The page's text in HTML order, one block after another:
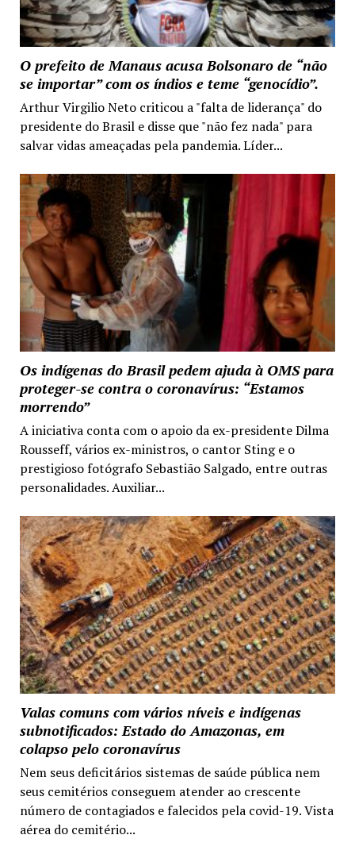
O prefeito de Manaus acusa Bolsonaro de “não
se importar” com os índios e teme “genocídio”.
Arthur Virgilio Neto criticou a "falta de liderança" do
presidente do Brasil e disse que "não fez nada" para
salvar vidas ameaçadas pela pandemia. Líder...
Os indígenas do Brasil pedem ajuda à OMS para
proteger-se contra o coronavírus: “Estamos
morrendo”
A iniciativa conta com o apoio da ex-presidente Dilma
Rousseff, vários ex-ministros, o cantor Sting e o
prestigioso fotógrafo Sebastião Salgado, entre outras
personalidades. Auxiliar...
Valas comuns com vários níveis e indígenas
subnotificados: Estado do Amazonas, em
colapso pelo coronavírus
Nem seus deficitários sistemas de saúde pública nem
seus cemitérios conseguem atender ao crescente
número de contagiados e falecidos pela covid-19. Vista
aérea do cemitério...